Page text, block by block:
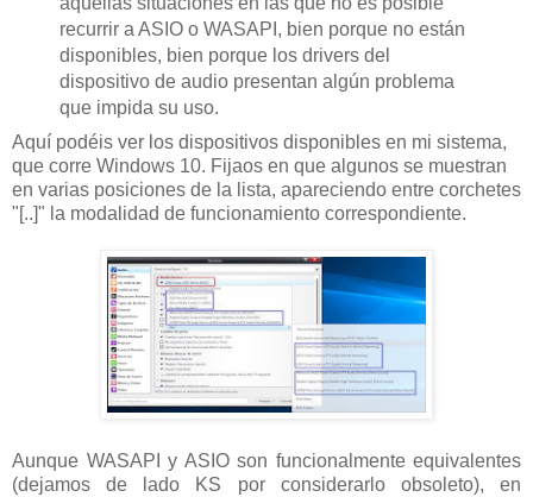
recurrir a ASIO o WASAPI, bien porque no están
disponibles, bien porque los drivers del
dispositivo de audio presentan algún problema
que impida su uso.
Aquí podéis ver los dispositivos disponibles en mi sistema,
que corre Windows 10. Fijaos en que algunos se muestran
en varias posiciones de la lista, apareciendo entre corchetes
"[..]" la modalidad de funcionamiento correspondiente.
Aunque WASAPI y ASIO son funcionalmente equivalentes
(dejamos de lado KS por considerarlo obsoleto), en